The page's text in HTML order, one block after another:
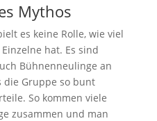
Mythos
es keine Rolle, wie viel
hat. Es sind
Bühnenneulinge an
die Gruppe so bunt
So kommen viele
zusammen und man